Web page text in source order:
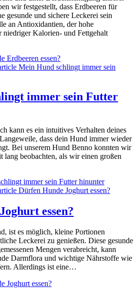
wir festgestellt, dass Erdbeeren für
gesunde und sichere Leckerei sein
an Antioxidantien, der hohe
niedriger Kalorien- und Fettgehalt
Erdbeeren essen?
immer sein Futter
kann es ein intuitives Verhalten deines
dass dein Hund immer wieder
Bei unserem Hund Benno konnten wir
lang beobachten, als wir einen großen
immer sein Futter hinunter
essen?
ist es möglich, kleine Portionen
Leckerei zu genießen. Diese gesunde
Mengen verabreicht, kann
Darmflora und wichtige Nährstoffe wie
Allerdings ist eine…
Joghurt essen?